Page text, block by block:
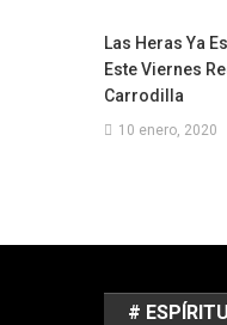
Las Heras Ya
Este Viernes
Carrodilla
10 enero, 2020
#